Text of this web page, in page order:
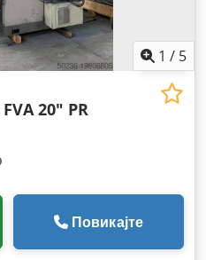
1 / 5
FVA 20" PR
Повикајте